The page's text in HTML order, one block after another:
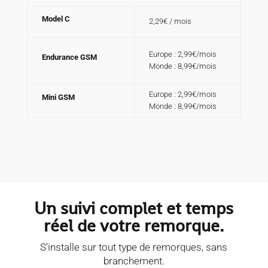
Model C 2,29€ / mois
Endurance GSM
Europe : 2,99€/mois
Monde : 8,99€/mois
Mini GSM
Europe : 2,99€/mois
Monde : 8,99€/mois
Un suivi complet et temps
réel de votre remorque.
S’installe sur tout type de remorques, sans
branchement.